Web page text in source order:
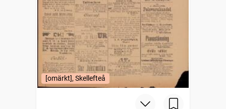
[omärkt], Skellefteå